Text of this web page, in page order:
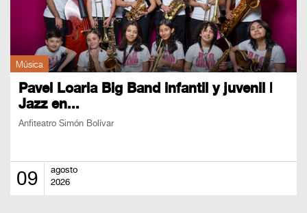
PRENSA
RECINTOS
DOCUMENTOS
Mensual
Música
Pavel Loaria Big Band infantil y juvenil |
Jazz en...
Anfiteatro Simón Bolívar
09
agosto
2026